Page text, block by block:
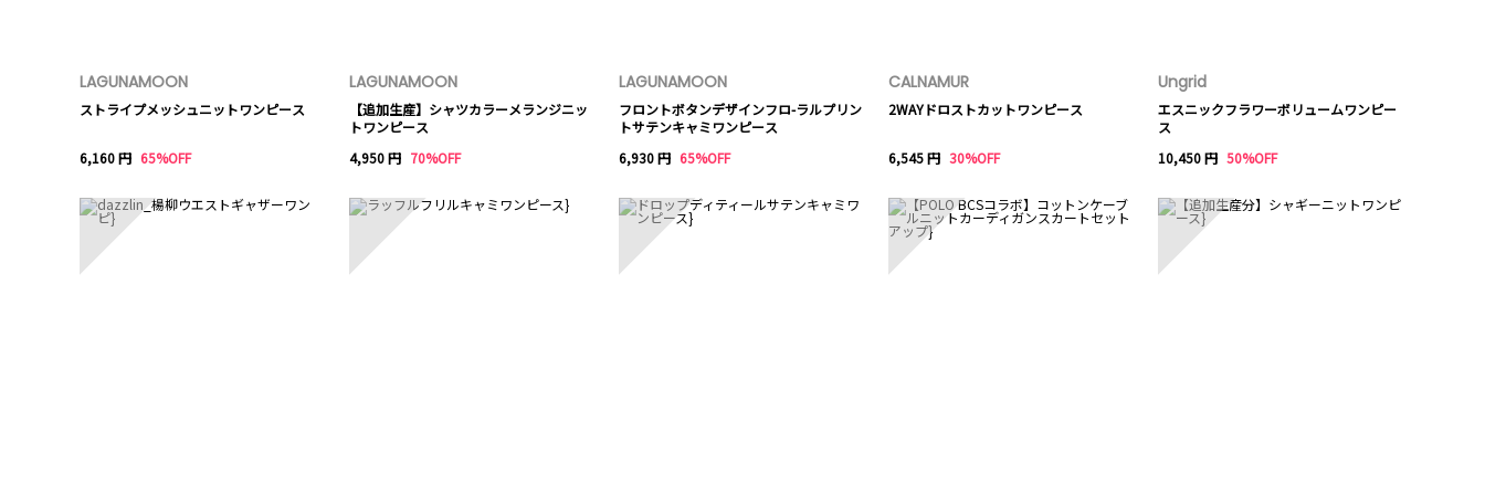
LAGUNAMOON
ストライプメッシュニットワンピース
6,160 円 65%OFF
LAGUNAMOON
【追加生産】シャツカラーメランジニッ
トワンピース
4,950 円 70%OFF
LAGUNAMOON
フロントボタンデザインフロ-ラルプリン
トサテンキャミワンピース
6,930 円 65%OFF
CALNAMUR
2WAYドロストカットワンピース
6,545 円 30%OFF
Ungrid
エスニックフラワーボリュームワンピー
ス
10,450 円 50%OFF